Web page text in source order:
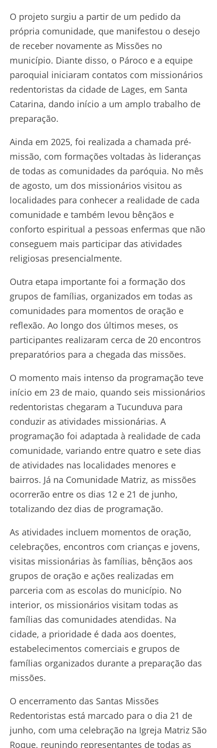
O projeto surgiu a partir de um pedido da
própria comunidade, que manifestou o desejo
de receber novamente as Missões no
município. Diante disso, o Pároco e a equipe
paroquial iniciaram contatos com missionários
redentoristas da cidade de Lages, em Santa
Catarina, dando início a um amplo trabalho de
preparação.
Ainda em 2025, foi realizada a chamada pré-
missão, com formações voltadas às lideranças
de todas as comunidades da paróquia. No mês
de agosto, um dos missionários visitou as
localidades para conhecer a realidade de cada
comunidade e também levou bênçãos e
conforto espiritual a pessoas enfermas que não
conseguem mais participar das atividades
religiosas presencialmente.
Outra etapa importante foi a formação dos
grupos de famílias, organizados em todas as
comunidades para momentos de oração e
reflexão. Ao longo dos últimos meses, os
participantes realizaram cerca de 20 encontros
preparatórios para a chegada das missões.
O momento mais intenso da programação teve
início em 23 de maio, quando seis missionários
redentoristas chegaram a Tucunduva para
conduzir as atividades missionárias. A
programação foi adaptada à realidade de cada
comunidade, variando entre quatro e sete dias
de atividades nas localidades menores e
bairros. Já na Comunidade Matriz, as missões
ocorrerão entre os dias 12 e 21 de junho,
totalizando dez dias de programação.
As atividades incluem momentos de oração,
celebrações, encontros com crianças e jovens,
visitas missionárias às famílias, bênçãos aos
grupos de oração e ações realizadas em
parceria com as escolas do município. No
interior, os missionários visitam todas as
famílias das comunidades atendidas. Na
cidade, a prioridade é dada aos doentes,
estabelecimentos comerciais e grupos de
famílias organizados durante a preparação das
missões.
O encerramento das Santas Missões
Redentoristas está marcado para o dia 21 de
junho, com uma celebração na Igreja Matriz São
Roque, reunindo representantes de todas as